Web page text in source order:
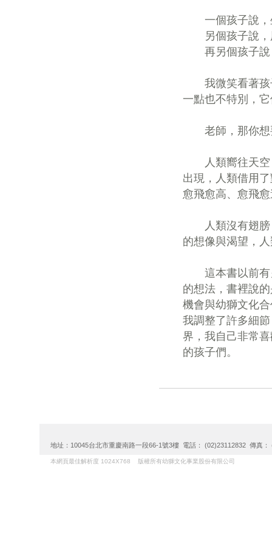
一個孩子說，
另個孩子說，
再另個孩子說
我微笑看著孩
一點也不特別，
老師，那你想
人類嚮往天空
出現，人類借用
愈飛愈高、愈飛
人類沒有翅膀
的想像與渴望，
這本書以前有
的想法，書裡說
機會與幼獅文化
我調整了許多細
界，我自己非常
的孩子們。
地址：10045台北市重慶南路一段66-1號3樓 電話： (02)23112832 傳真
本網頁最佳解析度 1024X768 版權所有幼獅文化事業股份有限公司